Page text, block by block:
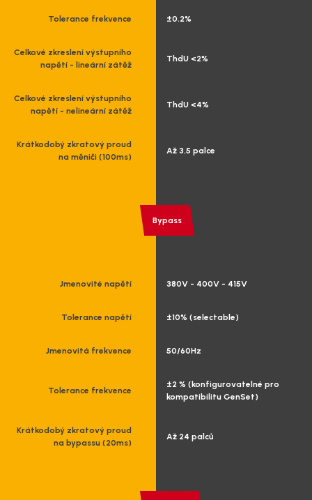
Tolerance frekvence ±0.2%
Celkové zkreslení výstupního
napětí - lineární zátěž
ThdU <2%
Celkové zkreslení výstupního
napětí - nelineární zátěž
ThdU <4%
Krátkodobý zkratový proud
na měniči (100ms)
Až 3,5 palce
Bypass
Jmenovité napětí 380V - 400V - 415V
Tolerance napětí ±10% (selectable)
Jmenovitá frekvence 50/60Hz
Tolerance frekvence
±2 % (konfigurovatelné pro
kompatibilitu GenSet)
Krátkodobý zkratový proud
na bypassu (20ms)
Až 24 palců